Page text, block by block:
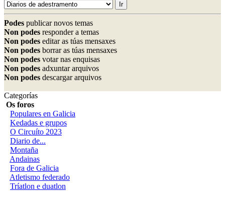
Podes publicar novos temas
Non podes responder a temas
Non podes editar as túas mensaxes
Non podes borrar as túas mensaxes
Non podes votar nas enquisas
Non podes adxuntar arquivos
Non podes descargar arquivos
Categorías
Os foros
Populares en Galicia
Kedadas e grupos
O Circuíto 2023
Diario de...
Montaña
Andainas
Fora de Galicia
Atletismo federado
Tríatlon e duatlon